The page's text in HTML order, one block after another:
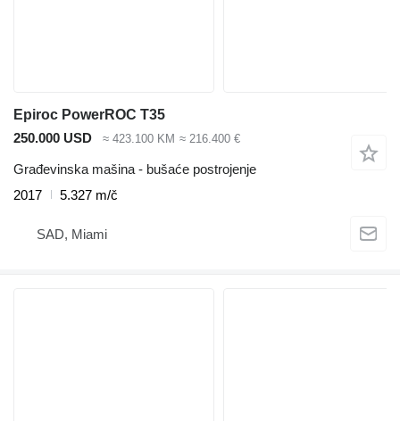
Epiroc PowerROC T35
250.000 USD
≈ 423.100 KM ≈ 216.400 €
Građevinska mašina - bušaće postrojenje
2017
5.327 m/č
SAD, Miami